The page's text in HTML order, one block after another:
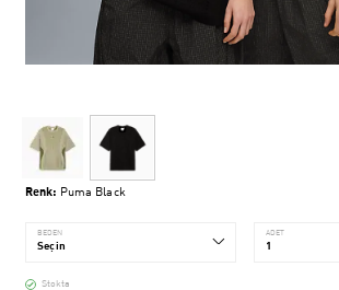
Renk: Puma Black
BEDEN ADET
Stokta